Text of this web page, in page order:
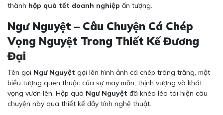
thành hộp quà tết doanh nghiệp ấn tượng.
Ngư Nguyệt – Câu Chuyện Cá Chép
Vọng Nguyệt Trong Thiết Kế Đương
Đại
Tên gọi Ngư Nguyệt gợi lên hình ảnh cá chép trông trăng, một
biểu tượng quen thuộc của sự may mắn, thịnh vượng và khát
vọng vươn lên. Hộp quà Ngư Nguyệt đã khéo léo tái hiện câu
chuyện này qua thiết kế đầy tính nghệ thuật.